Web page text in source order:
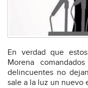
En verdad que
Morena
delincuentes no
sale a la luz un nuevo